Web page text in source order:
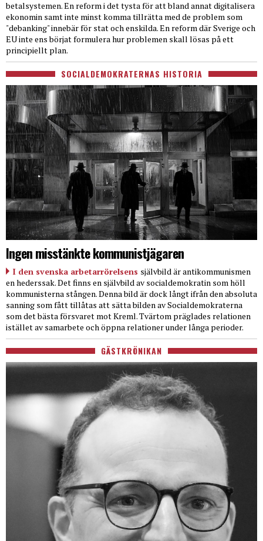
betalsystemen. En reform i det tysta för att bland annat digitalisera
ekonomin samt inte minst komma tillrätta med de problem som
"debanking" innebär för stat och enskilda. En reform där Sverige och
EU inte ens börjat formulera hur problemen skall lösas på ett
principiellt plan.
SOCIALDEMOKRATERNAS HISTORIA
Ingen misstänkte kommunistjägaren
I den svenska arbetarrörelsens självbild är antikommunismen
en hederssak. Det finns en självbild av socialdemokratin som höll
kommunisterna stången. Denna bild är dock långt ifrån den absoluta
sanning som fått tillåtas att sätta bilden av Socialdemokraterna
som det bästa försvaret mot Kreml. Tvärtom präglades relationen
istället av samarbete och öppna relationer under långa perioder.
GÄSTKRÖNIKAN